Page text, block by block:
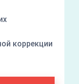
коррекции